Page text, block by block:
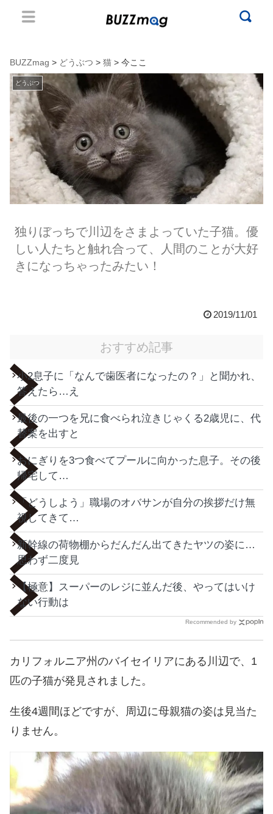
BUZZmag > どうぶつ > 猫 > 今ここ
どうぶつ
独りぼっちで川辺をさまよっていた子猫。優
しい人たちと触れ合って、人間のことが大好
きになっちゃったみたい！
2019/11/01
おすすめ記事
小2息子に「なんで歯医者になったの？」と聞かれ、
答えたら…え
最後の一つを兄に食べられ泣きじゃくる2歳児に、代
替案を出すと
おにぎりを3つ食べてプールに向かった息子。その後
帰宅して…
「どうしよう」職場のオバサンが自分の挨拶だけ無
視してきて…
新幹線の荷物棚からだんだん出てきたヤツの姿に…
思わず二度見
【極意】スーパーのレジに並んだ後、やってはいけ
ない行動は
Recommended by
カリフォルニア州のバイセイリアにある川辺で、1
匹の子猫が発見されました。
生後4週間ほどですが、周辺に母親猫の姿は見当た
りません。